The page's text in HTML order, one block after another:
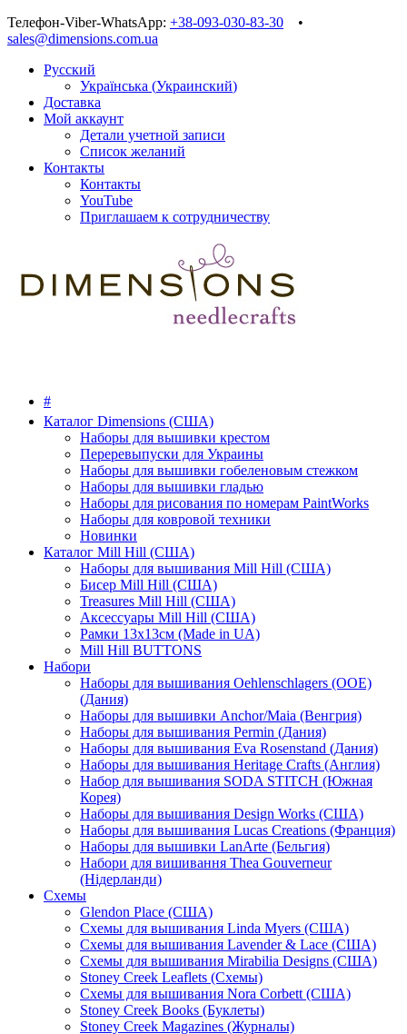
Телефон-Viber-WhatsApp: +38-093-030-83-30 •
sales@dimensions.com.ua
Русский
Українська (Украинский)
Доставка
Мой аккаунт
Детали учетной записи
Список желаний
Контакты
Контакты
YouTube
Приглашаем к сотрудничеству
#
Каталог Dimensions (США)
Наборы для вышивки крестом
Переревыпуски для Украины
Наборы для вышивки гобеленовым стежком
Наборы для вышивки гладью
Наборы для рисования по номерам PaintWorks
Наборы для ковровой техники
Новинки
Каталог Mill Hill (США)
Наборы для вышивания Mill Hill (США)
Бисер Mill Hill (США)
Treasures Mill Hill (США)
Аксессуары Mill Hill (США)
Рамки 13х13см (Made in UA)
Mill Hill BUTTONS
Набори
Наборы для вышивания Oehlenschlagers (OOE)
(Дания)
Наборы для вышивки Anchor/Maia (Венгрия)
Наборы для вышивания Permin (Дания)
Наборы для вышивания Eva Rosenstand (Дания)
Наборы для вышивания Heritage Crafts (Англия)
Набор для вышивания SODA STITCH (Южная
Корея)
Наборы для вышивания Design Works (США)
Наборы для вышивания Lucas Creations (Франция)
Наборы для вышивки LanArte (Бельгия)
Набори для вишивання Thea Gouverneur
(Нідерланди)
Схемы
Glendon Place (США)
Схемы для вышивания Linda Myers (США)
Схемы для вышивания Lavender & Lace (США)
Схемы для вышивания Mirabilia Designs (США)
Stoney Creek Leaflets (Схемы)
Схемы для вышивания Nora Corbett (США)
Stoney Creek Books (Буклеты)
Stoney Creek Magazines (Журналы)